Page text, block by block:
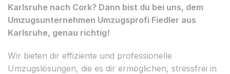
Karlsruhe nach Cork? Dann bist du bei uns, dem
Umzugsunternehmen Umzugsprofi Fiedler aus
Karlsruhe, genau richtig!
Wir bieten dir effiziente und professionelle
Umzugslösungen, die es dir ermöglichen, stressfrei in